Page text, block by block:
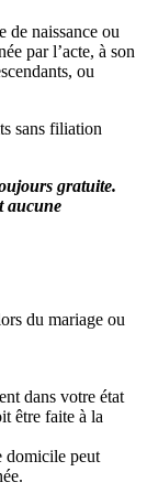
de naissance ou
par l’acte, à son
ou
sans filiation
gratuite.
aucune
du mariage ou
dans votre état
être faite à la
domicile peut